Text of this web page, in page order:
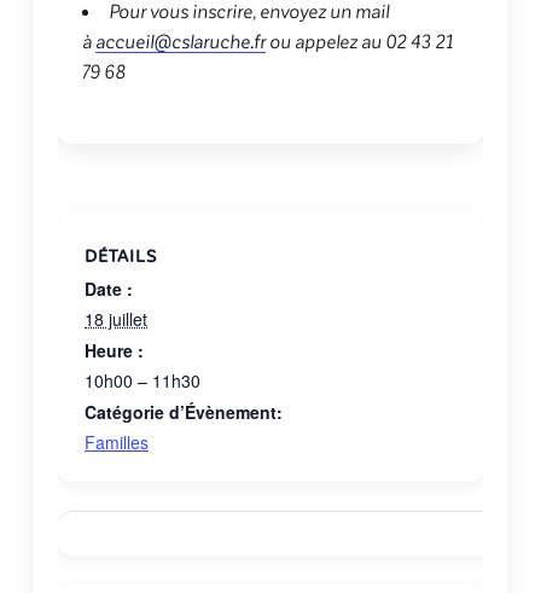
Pour vous inscrire, envoyez un mail
à accueil@cslaruche.frou appelez au 02 43 21
79 68
DÉTAILS
Date :
18 juillet
Heure :
10h00 – 11h30
Catégorie d’Évènement:
Familles